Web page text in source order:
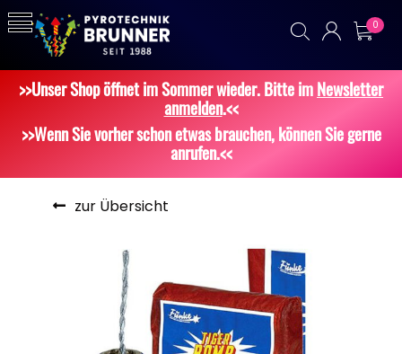
0
>>Unser Shop öffnet im Sommer wieder. Bitte imNewsletter
anmelden.<<
>>Wenn Sie vorher schon etwas brauchen, können Sie gerne
anrufen.<<
zur Übersicht